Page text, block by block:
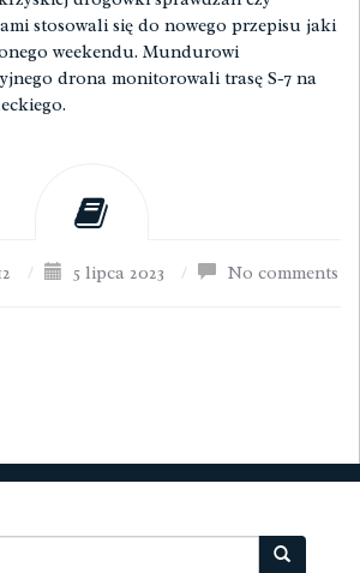
stosowali się do nowego przepisu jaki
weekendu. Mundurowi
drona monitorowali trasę S-7 na
/ 5 lipca 2023 / No comments